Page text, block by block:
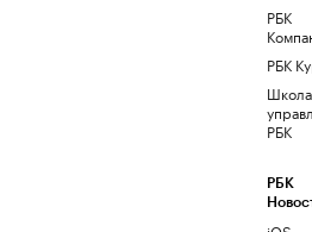
РБК
РБК
Школа
РБК
РБК